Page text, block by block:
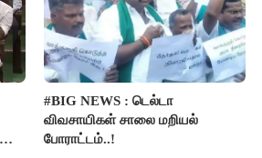
#BIG NEWS : டெல்டா
விவசாயிகள் சாலை மறியல்
போராட்டம்..!